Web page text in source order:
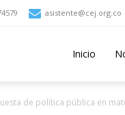
asistente@cej.org.co
Inicio
de política pública en